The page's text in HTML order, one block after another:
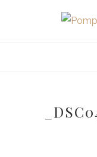
contenido